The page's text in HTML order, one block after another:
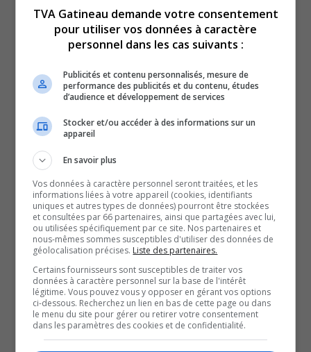
influentes, structures gonflables, changement
de la garde et encore plus d’activités vous
attendent, réparties sur quatre sites différents :
les Plaines LeBreton, la colline du Parlement,
devant l’édifice de la Cour suprême et dans le
Vieux-Hull. Et le transport en commun de
Gatineau et d’Ottawa est gratuit toute la
journée!
À lire aussi :
GatinApp, une nouvelle application qui réunit toutes
les activités en un seul endroit
Levez les yeux et découvrez l’art public grâce au
Sentier culturel
Plusieurs établissements fermés pour la fête du
Canada
Avec les renseignements de Stéphanie Salomon.
TVA Gatineau demande votre consentement
pour utiliser vos données à caractère
personnel dans les cas suivants :
Publicités et contenu personnalisés, mesure de
performance des publicités et du contenu, études
d’audience et développement de services
Stocker et/ou accéder à des informations sur un
appareil
En savoir plus
Vos données à caractère personnel seront traitées, et les
informations liées à votre appareil (cookies, identifiants
uniques et autres types de données) pourront être stockées
et consultées par 66 partenaires, ainsi que partagées avec lui,
ou utilisées spécifiquement par ce site. Nos partenaires et
nous-mêmes sommes susceptibles d'utiliser des données de
géolocalisation précises. Liste des partenaires.
Certains fournisseurs sont susceptibles de traiter vos
données à caractère personnel sur la base de l'intérêt
légitime. Vous pouvez vous y opposer en gérant vos options
ci-dessous. Recherchez un lien en bas de cette page ou dans
le menu du site pour gérer ou retirer votre consentement
dans les paramètres des cookies et de confidentialité.